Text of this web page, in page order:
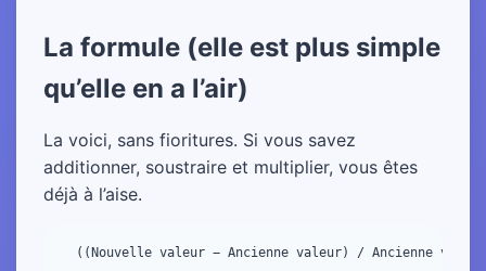
La formule (elle est plus simple
qu’elle en a l’air)
La voici, sans fioritures. Si vous savez
additionner, soustraire et multiplier, vous êtes
déjà à l’aise.
((Nouvelle valeur − Ancienne valeur) / Ancienne